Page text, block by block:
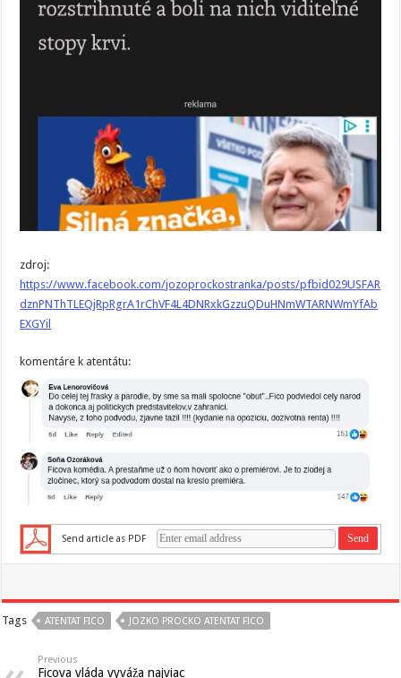
zdroj:
https://www.facebook.com/jozoprockostranka/posts/pfbid029USFAR
dznPNThTLEQjRpRgrA1rChVF4L4DNRxkGzzuQDuHNmWTARNWmYfAb
EXGYil
komentáre k atentátu:
Send article as PDF
Tags ATENTAT FICO JOZKO PROCKO ATENTAT FICO
Previous
Ficova vláda vyváža najviac